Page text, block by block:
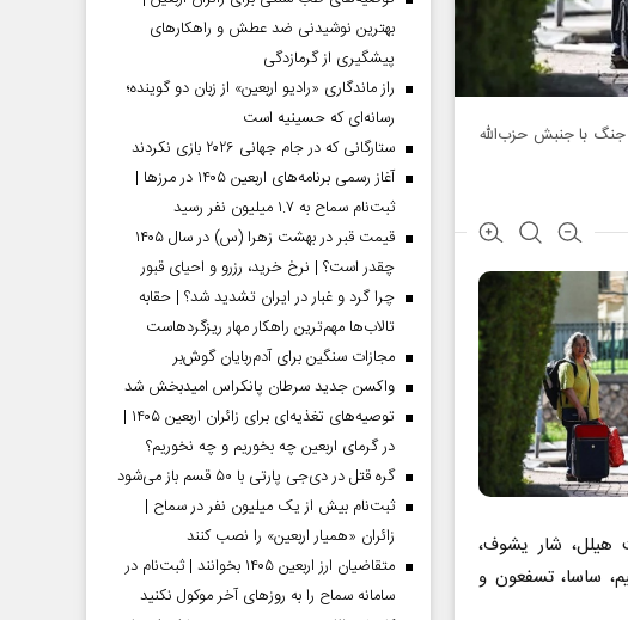
از شروع جنگ با جنبش حزب‌الله
هیلل، شار یشوف،
ساسا، تسفعون و
بهترین نوشیدنی ضد عطش و راهکارهای
پیشگیری از گرمازدگی
راز ماندگاری «رادیو اربعین» از زبان دو گوینده؛
رسانه‌ای که حسینیه است
ستارگانی که در جام جهانی ۲۰۲۶ بازی نکردند
آغاز رسمی برنامه‌های اربعین ۱۴۰۵ در مرز‌ها |
ثبت‌نام سماح به ۱.۷ میلیون نفر رسید
قیمت قبر در بهشت زهرا (س) در سال ۱۴۰۵
چقدر است؟ | نرخ خرید، رزرو و احیای قبور
چرا گرد و غبار در ایران تشدید شد؟ | حقابه
تالاب‌ها مهم‌ترین راهکار مهار ریزگردهاست
مجازات سنگین برای آدم‌ربایان گوش‌بر
واکسن جدید سرطان پانکراس امیدبخش شد
توصیه‌های تغذیه‌ای برای زائران اربعین ۱۴۰۵ |
در گرمای اربعین چه بخوریم و چه نخوریم؟
گره قتل در دی‌جی پارتی با ۵۰ قسم باز می‌شود
ثبت‌نام بیش از یک میلیون نفر در سماح |
زائران «همیار اربعین» را نصب کنند
متقاضیان ارز اربعین ۱۴۰۵ بخوانند | ثبت‌نام در
سامانه سماح را به روز‌های آخر موکول نکنید